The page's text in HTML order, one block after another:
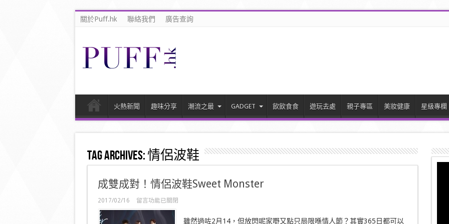
關於Puff.hk 聯絡我們 廣告查詢
火熱新聞 趣味分享 潮流之最 GADGET 飲飲食食 遊玩去處 親子專區 美妝健康 星級專欄
Tag Archives:情侶波鞋
成雙成對！情侶波鞋Sweet Monster
2017/02/16
在
〈成
留言功能已關閉
雖然過咗2月14，但放閃呢家嘢又點只局限喺情人節？其實365日都可以